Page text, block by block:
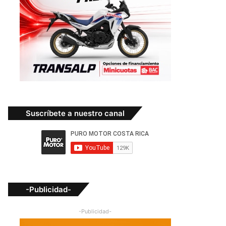
Suscríbete a nuestro canal
-Publicidad-
-Publicidad-